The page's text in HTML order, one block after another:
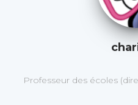
Professeur des écoles